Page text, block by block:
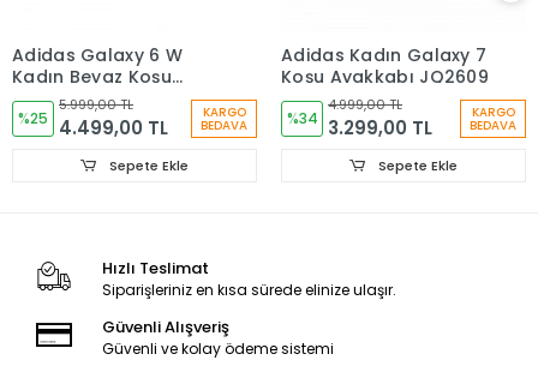
Adidas Galaxy 6 W
Kadın Beyaz Koşu
Ayakkabısı IE8150
%25
5.999,00 TL
4.499,00 TL
KARGO
BEDAVA
Sepete Ekle
Adidas Kadın Galaxy 7
Koşu Ayakkabı JQ2609
%34
4.999,00 TL
3.299,00 TL
KARGO
BEDAVA
Sepete Ekle
Hızlı Teslimat
Siparişleriniz en kısa sürede elinize ulaşır.
Güvenli Alışveriş
Güvenli ve kolay ödeme sistemi